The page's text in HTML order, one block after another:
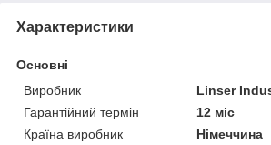
Характеристики
Основні
Виробник
Linser
Гарантійний термін
12 міс
Країна виробник
Німеччина